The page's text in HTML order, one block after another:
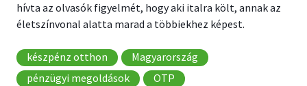
hívta az olvasók figyelmét, hogy aki italra költ, annak az
életszínvonal alatta marad a többiekhez képest.
készpénz otthon
Magyarország
pénzügyi megoldások
OTP